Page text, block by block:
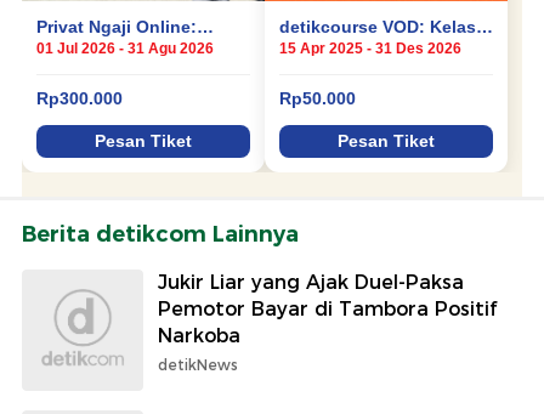
Berita detikcom Lainnya
Jukir Liar yang Ajak Duel-Paksa
Pemotor Bayar di Tambora Positif
Narkoba
detikNews